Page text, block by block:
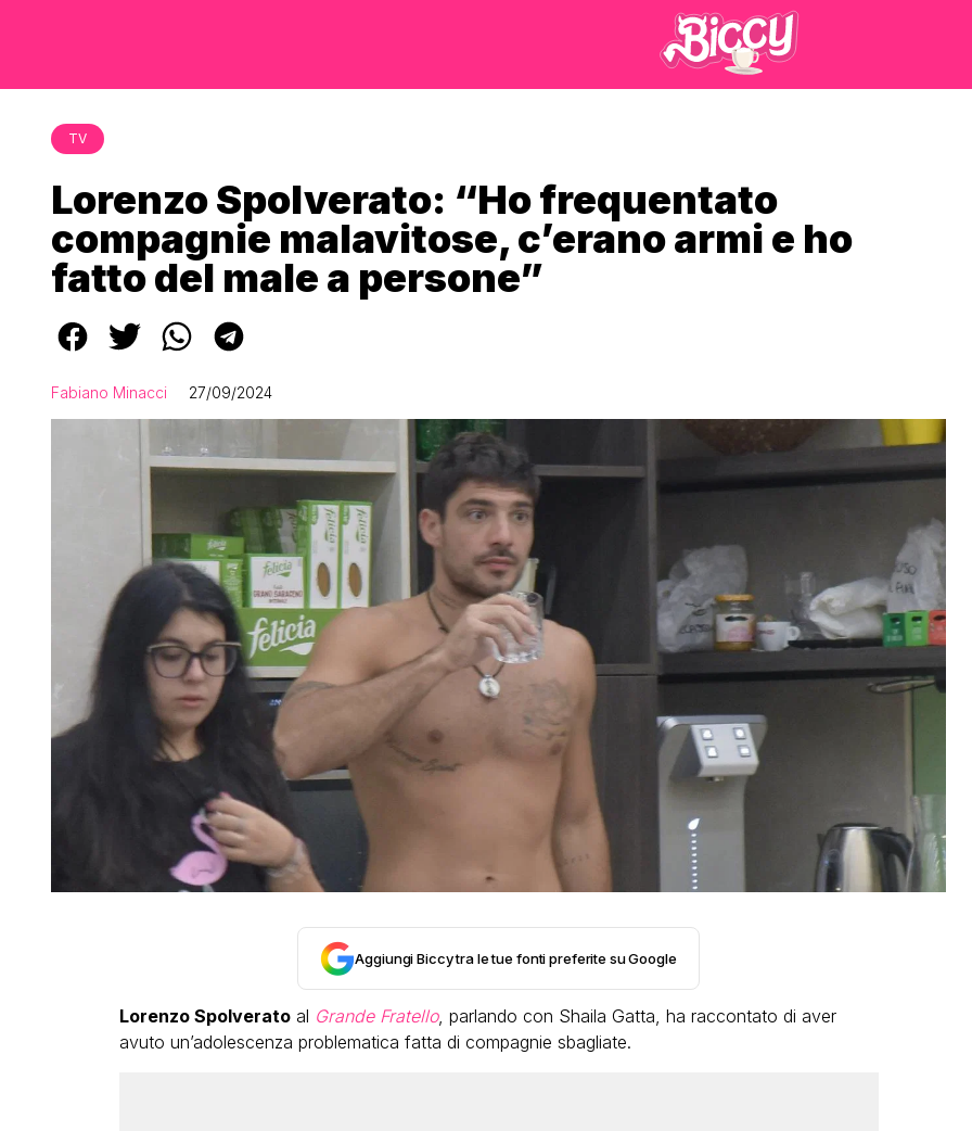
TV
Lorenzo Spolverato: “Ho frequentato
compagnie malavitose, c’erano armi e ho
fatto del male a persone”
Fabiano Minacci 27/09/2024
Aggiungi Biccy tra le tue fonti preferite su Google
Lorenzo Spolveratoal Grande Fratello, parlando con Shaila Gatta, ha raccontato di aver
avuto un’adolescenza problematica fatta di compagnie sbagliate.